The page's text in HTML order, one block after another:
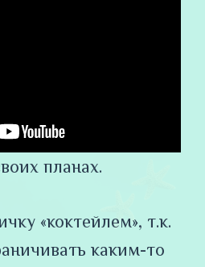
планах.
«коктейлем», т.к.
каким-то